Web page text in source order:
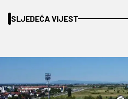
SLJEDEĆA VIJEST